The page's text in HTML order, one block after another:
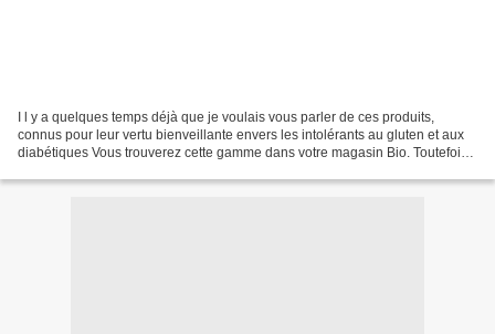
I l y a quelques temps déjà que je voulais vous parler de ces produits,
connus pour leur vertu bienveillante envers les intolérants au gluten et aux
diabétiques Vous trouverez cette gamme dans votre magasin Bio. Toutefois,